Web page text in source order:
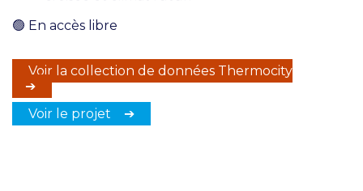
🟢 En accès libre
Voir la collection de données Thermocity
➔
Voir le projet ➔